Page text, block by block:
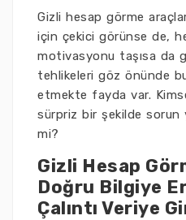
Gizli hesap görme
için çekici görünse de,
motivasyonu taşısa da
tehlikeleri göz önünde
etmekte fayda var.
sürpriz bir şekilde sorun
mi?
Gizli Hesap
Doğru Bilgiye
Çalıntı Veriye